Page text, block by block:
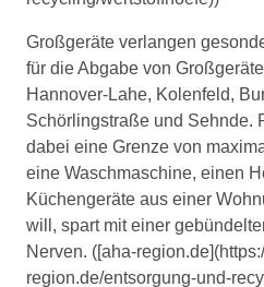
Großgeräte verlangen
für die Abgabe von
Hannover-Lahe, Kolenfeld,
Schörlingstraße und Sehnde.
dabei eine Grenze von
eine Waschmaschine, einen
Küchengeräte aus einer
will, spart mit einer
Nerven. ([aha-
region.de/entsorgung-und-